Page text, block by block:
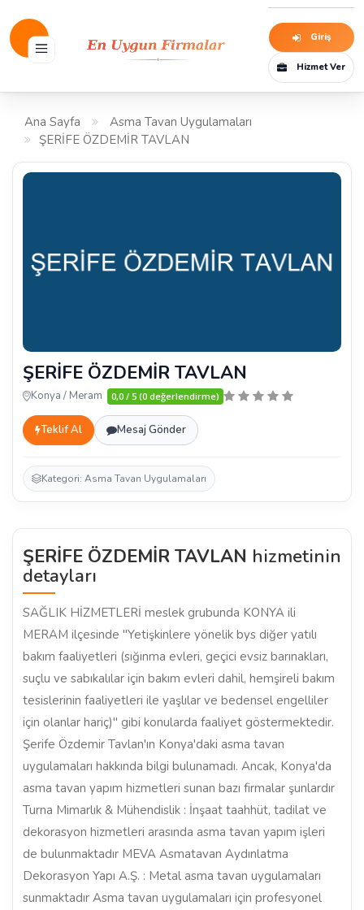
Giriş
Hizmet Ver
Ana Sayfa
Asma Tavan Uygulamaları
ŞERİFE ÖZDEMİR TAVLAN
ŞERİFE ÖZDEMİR TAVLAN
Konya / Meram 0,0 / 5 (0 değerlendirme)
Teklif Al Mesaj Gönder
Kategori: Asma Tavan Uygulamaları
ŞERİFE ÖZDEMİR TAVLAN hizmetinin
detayları
SAĞLIK HİZMETLERİ meslek grubunda KONYA ili
MERAM ilçesinde "Yetişkinlere yönelik bys diğer yatılı
bakım faaliyetleri (sığınma evleri, geçici evsiz barınakları,
suçlu ve sabıkalılar için bakım evleri dahil, hemşireli bakım
tesislerinin faaliyetleri ile yaşlılar ve bedensel engelliler
için olanlar hariç)" gibi konularda faaliyet göstermektedir.
Şerife Özdemir Tavlan'ın Konya'daki asma tavan
uygulamaları hakkında bilgi bulunamadı. Ancak, Konya'da
asma tavan yapım hizmetleri sunan bazı firmalar şunlardır
Turna Mimarlık & Mühendislik : İnşaat taahhüt, tadilat ve
dekorasyon hizmetleri arasında asma tavan yapım işleri
de bulunmaktadır MEVA Asmatavan Aydınlatma
Dekorasyon Yapı A.Ş. : Metal asma tavan uygulamaları
sunmaktadır Asma tavan uygulamaları için profesyonel